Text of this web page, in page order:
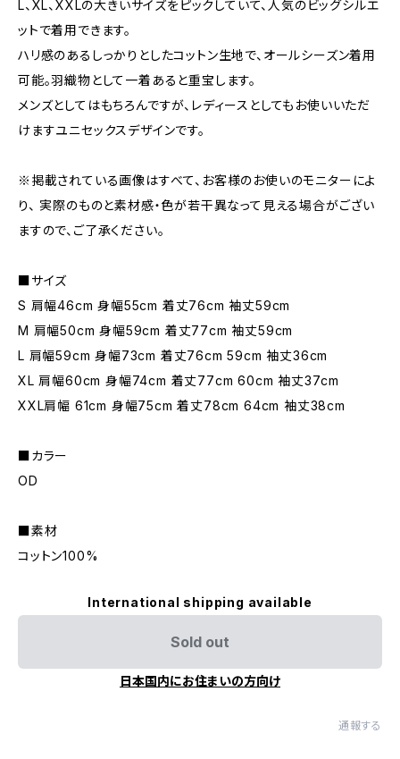
L、XL、XXLの大きいサイズをピックしていて、人気のビッグシルエ
ットで着用できます。
ハリ感のあるしっかりとしたコットン生地で、オールシーズン着用
可能。羽織物として一着あると重宝します。
メンズとしてはもちろんですが、レディースとしてもお使いいただ
けますユニセックスデザインです。
※掲載されている画像はすべて、お客様のお使いのモニターによ
り、 実際のものと素材感・色が若干異なって見える場合がござい
ますので、ご了承ください。
■サイズ
S 肩幅46cm 身幅55cm 着丈76cm 袖丈59cm
M 肩幅50cm 身幅59cm 着丈77cm 袖丈59cm
L 肩幅59cm 身幅73cm 着丈76cm 59cm 袖丈36cm
XL 肩幅60cm 身幅74cm 着丈77cm 60cm 袖丈37cm
XXL肩幅 61cm 身幅75cm 着丈78cm 64cm 袖丈38cm
■カラー
OD
■素材
コットン100%
International shipping available
Sold out
日本国内にお住まいの方向け
通報する